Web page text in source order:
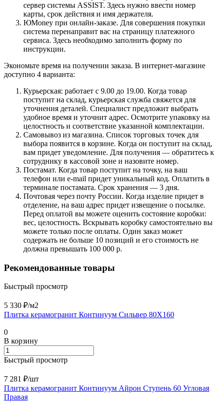
сервер системы ASSIST. Здесь нужно ввести номер
карты, срок действия и имя держателя.
ЮMoney при онлайн-заказе. Для совершения покупки
система перенаправит вас на страницу платежного
сервиса. Здесь необходимо заполнить форму по
инструкции.
Экономьте время на получении заказа. В интернет-магазине
доступно 4 варианта:
Курьерская: работает с 9.00 до 19.00. Когда товар
поступит на склад, курьерская служба свяжется для
уточнения деталей. Специалист предложит выбрать
удобное время и уточнит адрес. Осмотрите упаковку на
целостность и соответствие указанной комплектации.
Самовывоз из магазина. Список торговых точек для
выбора появится в корзине. Когда он поступит на склад,
вам придет уведомление. Для получения — обратитесь к
сотруднику в кассовой зоне и назовите номер.
Постамат. Когда товар поступит на точку, на ваш
телефон или e-mail придет уникальный код. Оплатить в
терминале постамата. Срок хранения — 3 дня.
Почтовая через почту России. Когда изделие придет в
отделение, на ваш адрес придет извещение о посылке.
Перед оплатой вы можете оценить состояние коробки:
вес, целостность. Вскрывать коробку самостоятельно вы
можете только после оплаты. Один заказ может
содержать не больше 10 позиций и его стоимость не
должна превышать 100 000 р.
Рекомендованные товары
Быстрый просмотр
5 330 ₽/м2
Плитка керамогранит Континуум Сильвер 80X160
0
В корзину
Быстрый просмотр
7 281 ₽/шт
Плитка керамогранит Континуум Айрон Ступень 60 Угловая
Правая